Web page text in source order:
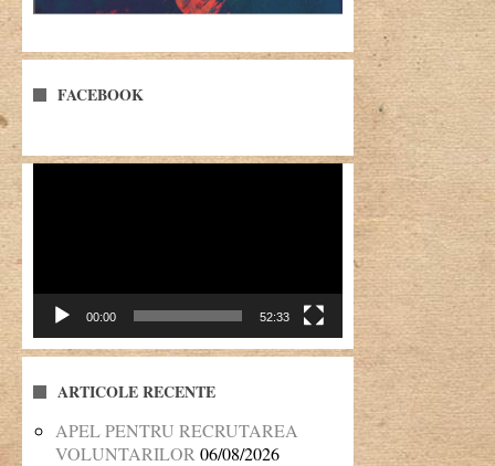
FACEBOOK
00:00 52:33
ARTICOLE RECENTE
APEL PENTRU RECRUTAREA
VOLUNTARILOR 06/08/2026